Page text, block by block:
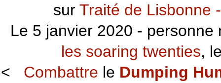
sur Traité de Lisbonne
Le 5 janvier 2020 -
les soaring twenties,
< Combattre le Dumping